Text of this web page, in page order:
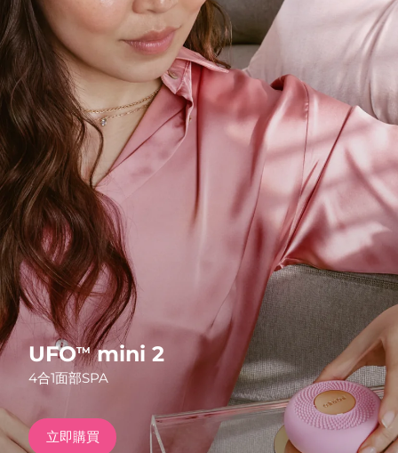
UFOTMmini 2
4合1面部SPA
立即購買
我的訂單
我的地址
我的訂閱
issa™ Teeth Whitening Set
FAQ™ Dual LED Panel
熱門產品
特別優惠 暢銷產品
Polski
Svenska
Русский
Türkçe
简体中文 繁體中文
發貨國家
美國 預計送達日期8/13/26
英國 預計送達日期8/12/26
西班牙 預計送達日期8/12/26
澳洲 預計送達日期 8/15/26
法國 預計送達日期 8/12/26
德國 預計送達日期8/12/26
加拿大 預計送達日期8/16/26